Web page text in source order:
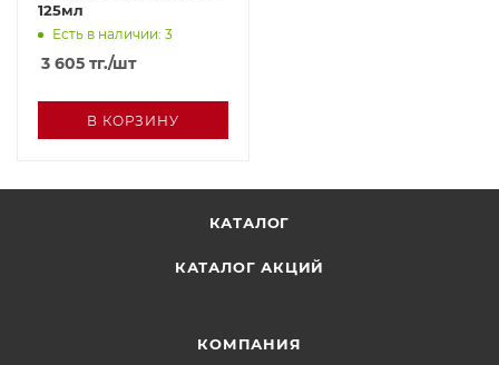
125мл
Есть в наличии: 3
3 605 тг./шт
В КОРЗИНУ
КАТАЛОГ
КАТАЛОГ АКЦИЙ
КОМПАНИЯ